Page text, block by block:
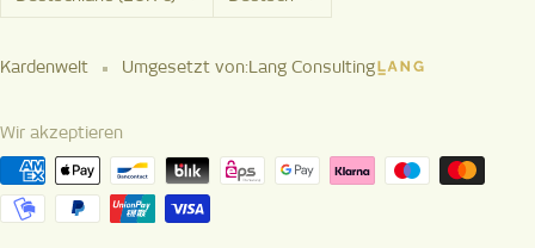
Kardenwelt Umgesetzt von:Lang Consulting
Wir akzeptieren